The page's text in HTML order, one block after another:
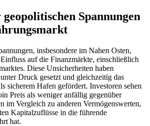
Spannungen
insbesondere im Nahen Osten,
auf die Finanzmärkte, einschließlich
Diese Unsicherheiten haben
Druck gesetzt und gleichzeitig das
sicherem Hafen gefördert. Investoren sehen
Preis als weniger anfällig gegenüber
im Vergleich zu anderen Vermögenswerten,
Kapitalzuflüsse in die führende
hat.